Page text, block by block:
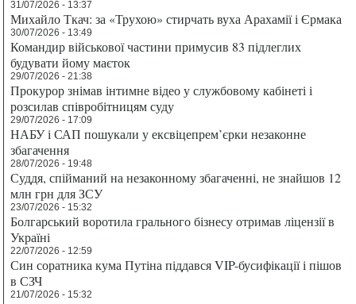
31/07/2026 - 13:37
Михайло Ткач: за «Трухою» стирчать вуха Арахамії і Єрмака
30/07/2026 - 13:49
Командир військової частини примусив 83 підлеглих
будувати йому маєток
29/07/2026 - 21:38
Прокурор знімав інтимне відео у службовому кабінеті і
розсилав співробітницям суду
29/07/2026 - 17:09
НАБУ і САП пошукали у ексвіцепрем’єрки незаконне
збагачення
28/07/2026 - 19:48
Суддя, спійманий на незаконному збагаченні, не знайшов 12
млн грн для ЗСУ
23/07/2026 - 15:32
Болгарський воротила грального бізнесу отримав ліцензії в
Україні
22/07/2026 - 12:59
Син соратника кума Путіна піддався VIP-бусифікації і пішов
в СЗЧ
21/07/2026 - 15:32